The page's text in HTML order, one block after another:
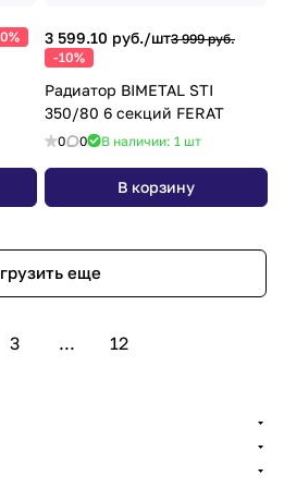
3 599.10 руб./шт3 999 руб.
-10%
Радиатор BIMETAL STI
350/80 6 секций FERAT
0 0 В наличии: 1 шт
В корзину
еще
3 ... 12